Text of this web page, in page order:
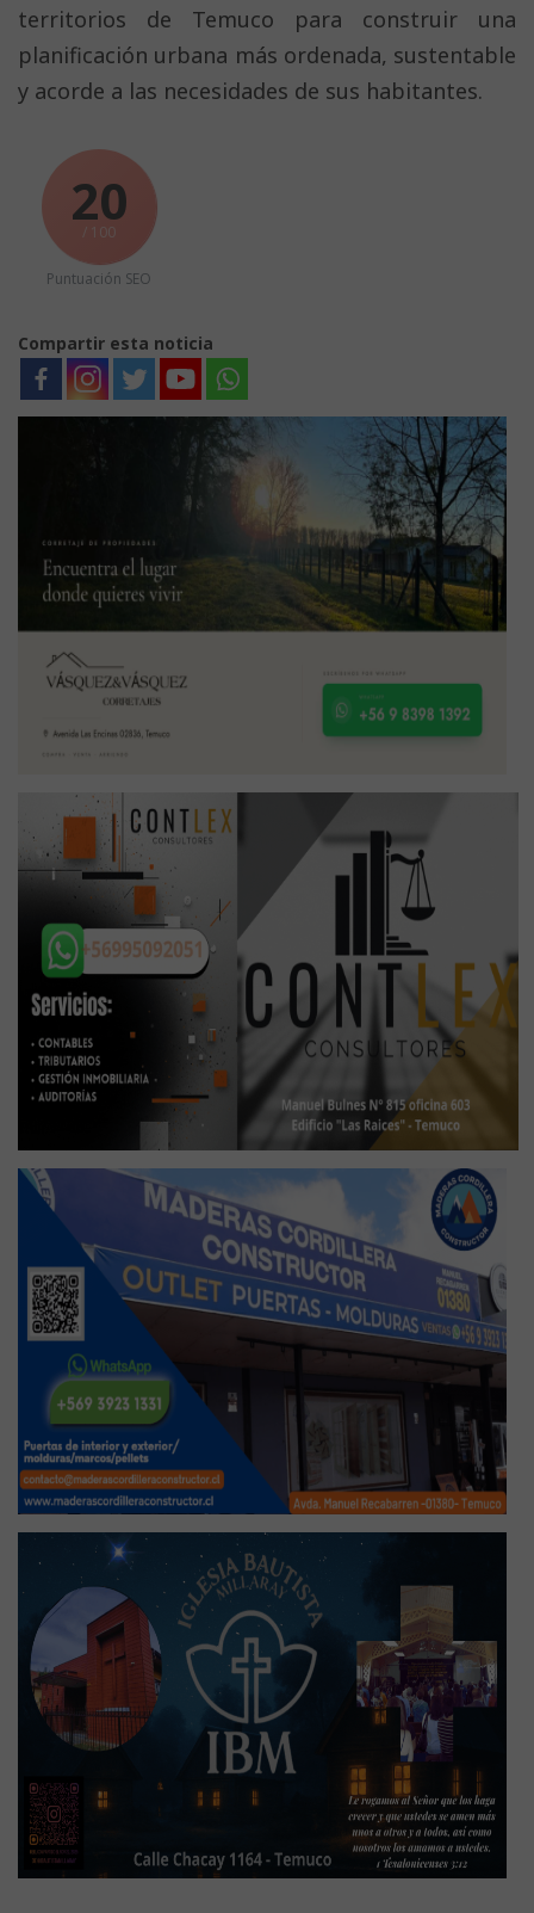
territorios de Temuco para construir una
planificación urbana más ordenada, sustentable
y acorde a las necesidades de sus habitantes.
20
/ 100
Puntuación SEO
Compartir esta noticia